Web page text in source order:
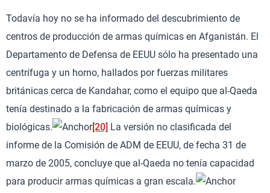
Todavía hoy no se ha informado del descubrimiento de
centros de producción de armas químicas en Afganistán. El
Departamento de Defensa de EEUU sólo ha presentado una
centrífuga y un horno, hallados por fuerzas militares
británicas cerca de Kandahar, como el equipo que al-Qaeda
tenía destinado a la fabricación de armas químicas y
biológicas.
[20] La versión no clasificada del
informe de la Comisión de ADM de EEUU, de fecha 31 de
marzo de 2005, concluye que al-Qaeda no tenía capacidad
para producir armas químicas a gran escala.